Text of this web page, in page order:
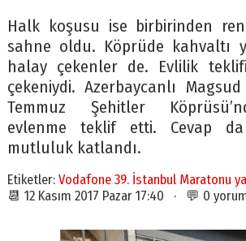
Halk koşusu ise birbirinden
sahne oldu. Köprüde kahvaltı
halay çekenler de. Evlilik
çekeniydi. Azerbaycanlı
Temmuz Şehitler
evlenme teklif etti. Cevap da
mutluluk katlandı.
Etiketler: Vodafone 39. İstanbul Maratonu
📆 12 Kasım 2017 Pazar 17:40 · 💬 0